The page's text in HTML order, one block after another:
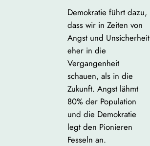
Demokratie führt dazu,
dass wir in Zeiten von
Angst und Unsicherheit
eher in die
Vergangenheit
schauen, als in die
Zukunft. Angst lähmt
80% der Population
und die Demokratie
legt den Pionieren
Fesseln an.